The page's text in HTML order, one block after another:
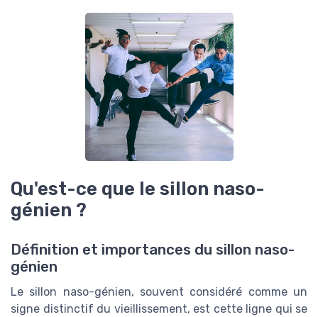
Qu'est-ce que le sillon naso-
génien ?
Définition et importances du sillon naso-
génien
Le sillon naso-génien, souvent considéré comme un
signe distinctif du vieillissement, est cette ligne qui se